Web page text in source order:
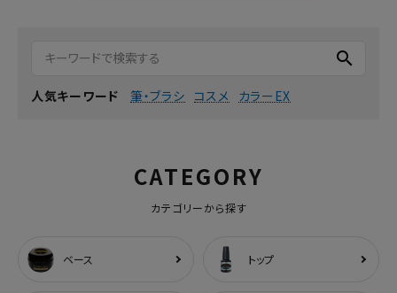
search
人気キーワード 筆・ブラシ コスメ カラーEX
CATEGORY
カテゴリーから探す
ベース トップ